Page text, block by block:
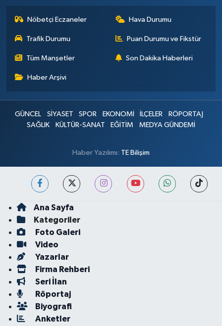
Nöbetçi Eczaneler Hava Durumu
Trafik Durumu Puan Durumu ve Fikstür
Tüm Manşetler Son Dakika Haberleri
Haber Arşivi
GÜNCEL SİYASET SPOR EKONOMİ İLÇELER
RÖPORTAJ
SAĞLIK
KÜLTÜR-SANAT EĞİTİM MEDYA GÜNDEMİ
Haber Yazılımı: TE Bilişim
Ana Sayfa
Kategoriler
Foto Galeri
Video
Yazarlar
Firma Rehberi
Seri İlan
Röportaj
Biyografi
Anketler